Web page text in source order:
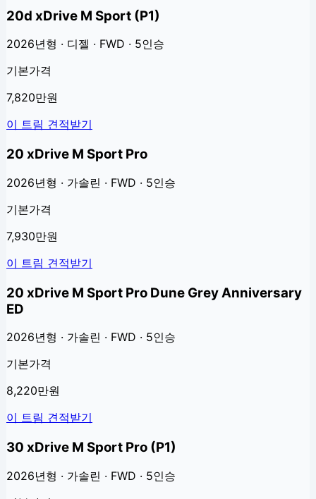
20d xDrive M Sport (P1)
2026년형 · 디젤 · FWD · 5인승
기본가격
7,820만원
이 트림 견적받기
20 xDrive M Sport Pro
2026년형 · 가솔린 · FWD · 5인승
기본가격
7,930만원
이 트림 견적받기
20 xDrive M Sport Pro Dune Grey Anniversary
ED
2026년형 · 가솔린 · FWD · 5인승
기본가격
8,220만원
이 트림 견적받기
30 xDrive M Sport Pro (P1)
2026년형 · 가솔린 · FWD · 5인승